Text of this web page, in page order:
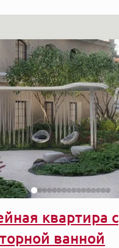
квартира с
ванной